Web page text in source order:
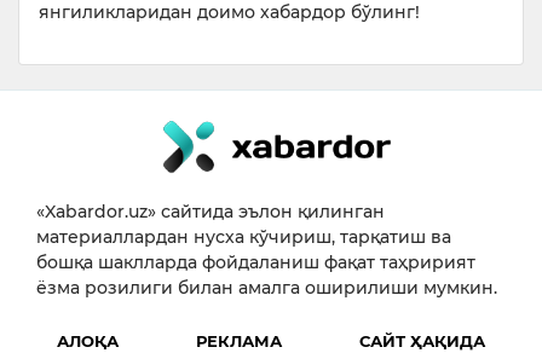
янгиликларидан доимо хабардор бўлинг!
«Xabardor.uz» сайтида эълон қилинган
материаллардан нусха кўчириш, тарқатиш ва
бошқа шаклларда фойдаланиш фақат таҳририят
ёзма розилиги билан амалга оширилиши мумкин.
АЛОҚА РЕКЛАМА
САЙТ ҲАҚИДА